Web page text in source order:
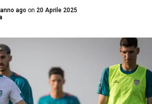
ago on 20 Aprile 2025